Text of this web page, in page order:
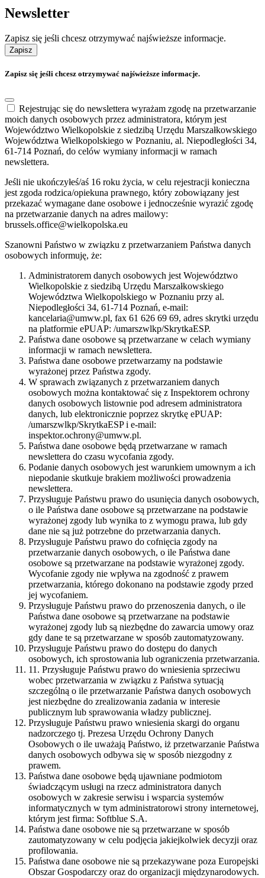
Newsletter
Zapisz się jeśli chcesz otrzymywać najświeższe informacje.
Zapisz
Zapisz się jeśli chcesz otrzymywać najświeższe informacje.
Rejestrując się do newslettera wyrażam zgodę na przetwarzanie
moich danych osobowych przez administratora, którym jest
Województwo Wielkopolskie z siedzibą Urzędu Marszałkowskiego
Województwa Wielkopolskiego w Poznaniu, al. Niepodległości 34,
61-714 Poznań, do celów wymiany informacji w ramach
newslettera.
Jeśli nie ukończyłeś/aś 16 roku życia, w celu rejestracji konieczna
jest zgoda rodzica/opiekuna prawnego, który zobowiązany jest
przekazać wymagane dane osobowe i jednocześnie wyrazić zgodę
na przetwarzanie danych na adres mailowy:
brussels.office@wielkopolska.eu
Szanowni Państwo w związku z przetwarzaniem Państwa danych
osobowych informuję, że:
Administratorem danych osobowych jest Województwo
Wielkopolskie z siedzibą Urzędu Marszałkowskiego
Województwa Wielkopolskiego w Poznaniu przy al.
Niepodległości 34, 61-714 Poznań, e-mail:
kancelaria@umww.pl, fax 61 626 69 69, adres skrytki urzędu
na platformie ePUAP: /umarszwlkp/SkrytkaESP.
Państwa dane osobowe są przetwarzane w celach wymiany
informacji w ramach newslettera.
Państwa dane osobowe przetwarzamy na podstawie
wyrażonej przez Państwa zgody.
W sprawach związanych z przetwarzaniem danych
osobowych można kontaktować się z Inspektorem ochrony
danych osobowych listownie pod adresem administratora
danych, lub elektronicznie poprzez skrytkę ePUAP:
/umarszwlkp/SkrytkaESP i e-mail:
inspektor.ochrony@umww.pl.
Państwa dane osobowe będą przetwarzane w ramach
newslettera do czasu wycofania zgody.
Podanie danych osobowych jest warunkiem umownym a ich
niepodanie skutkuje brakiem możliwości prowadzenia
newslettera.
Przysługuje Państwu prawo do usunięcia danych osobowych,
o ile Państwa dane osobowe są przetwarzane na podstawie
wyrażonej zgody lub wynika to z wymogu prawa, lub gdy
dane nie są już potrzebne do przetwarzania danych.
Przysługuje Państwu prawo do cofnięcia zgody na
przetwarzanie danych osobowych, o ile Państwa dane
osobowe są przetwarzane na podstawie wyrażonej zgody.
Wycofanie zgody nie wpływa na zgodność z prawem
przetwarzania, którego dokonano na podstawie zgody przed
jej wycofaniem.
Przysługuje Państwu prawo do przenoszenia danych, o ile
Państwa dane osobowe są przetwarzane na podstawie
wyrażonej zgody lub są niezbędne do zawarcia umowy oraz
gdy dane te są przetwarzane w sposób zautomatyzowany.
Przysługuje Państwu prawo do dostępu do danych
osobowych, ich sprostowania lub ograniczenia przetwarzania.
11. Przysługuje Państwu prawo do wniesienia sprzeciwu
wobec przetwarzania w związku z Państwa sytuacją
szczególną o ile przetwarzanie Państwa danych osobowych
jest niezbędne do zrealizowania zadania w interesie
publicznym lub sprawowania władzy publicznej.
Przysługuje Państwu prawo wniesienia skargi do organu
nadzorczego tj. Prezesa Urzędu Ochrony Danych
Osobowych o ile uważają Państwo, iż przetwarzanie Państwa
danych osobowych odbywa się w sposób niezgodny z
prawem.
Państwa dane osobowe będą ujawniane podmiotom
świadczącym usługi na rzecz administratora danych
osobowych w zakresie serwisu i wsparcia systemów
informatycznych w tym administratorowi strony internetowej,
którym jest firma: Softblue S.A.
Państwa dane osobowe nie są przetwarzane w sposób
zautomatyzowany w celu podjęcia jakiejkolwiek decyzji oraz
profilowania.
Państwa dane osobowe nie są przekazywane poza Europejski
Obszar Gospodarczy oraz do organizacji międzynarodowych.